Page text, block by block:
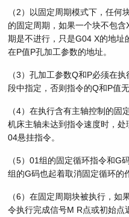
（2）以固定周期模式下，任何
的固定周期，如果一个块不包
期是不进行，只是G04 X的地
在P值P孔加工参数的地址。
（3）孔加工参数Q和P必须在
段中指定，否则指令的Q和P值无
（4）在执行含有主轴控制的
机床主轴未达到指令速度时，
04悬挂指令。
（5）01组的固定循环指令和G
组的G码也起着取消固定循环的
（6）在固定周期块被执行，
令执行完成信号M R点或初始